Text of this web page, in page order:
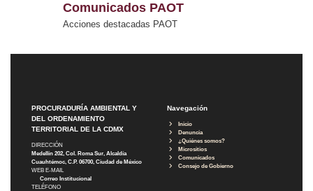
Comunicados PAOT
Acciones destacadas PAOT
PROCURADURÍA AMBIENTAL Y
DEL ORDENAMIENTO
TERRITORIAL DE LA CDMX
DIRECCIÓN
Medellín 202, Col. Roma Sur, Alcaldía
Cuauhtémoc, C.P. 06700, Ciudad de México
WEB E-MAIL
Correo Institucional
TELÉFONO
Navegación
Inicio
Denuncia
¿Quiénes somos?
Micrositios
Comunicados
Consejo de Gobierno